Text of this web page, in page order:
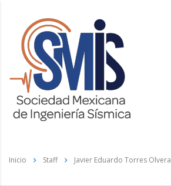
Inicio Staff Javier Eduardo Torres Olvera